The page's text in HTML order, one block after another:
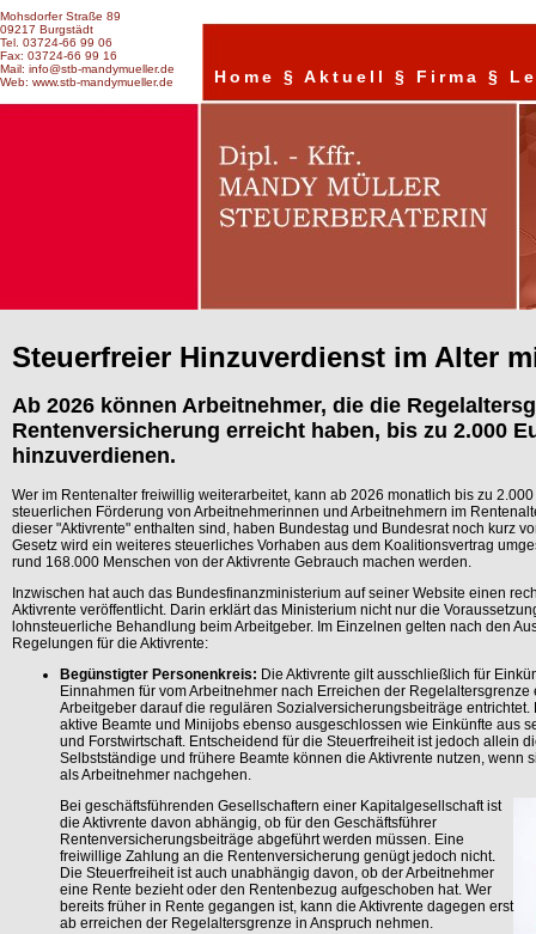
Mohsdorfer Straße 89
09217 Burgstädt
Tel. 03724-66 99 06
Fax: 03724-66 99 16
Mail: info@stb-mandymueller.de
Web: www.stb-mandymueller.de
Home § Aktuell § Firma §
Steuerfreier Hinzuverdienst im Alter
Ab 2026 können Arbeitnehmer, die die
Rentenversicherung erreicht haben, bis zu 2.000
hinzuverdienen.
Wer im Rentenalter freiwillig weiterarbeitet, kann ab 2026 monatlich bis zu
steuerlichen Förderung von Arbeitnehmerinnen und Arbeitnehmern im
dieser "Aktivrente" enthalten sind, haben Bundestag und Bundesrat noch kurz
Gesetz wird ein weiteres steuerliches Vorhaben aus dem Koalitionsvertrag
rund 168.000 Menschen von der Aktivrente Gebrauch machen werden.
Inzwischen hat auch das Bundesfinanzministerium auf seiner Website einen
Aktivrente veröffentlicht. Darin erklärt das Ministerium nicht nur die
lohnsteuerliche Behandlung beim Arbeitgeber. Im Einzelnen gelten nach den
Regelungen für die Aktivrente:
Begünstigter Personenkreis: Die Aktivrente gilt ausschließlich für
Einnahmen für vom Arbeitnehmer nach Erreichen der
Arbeitgeber darauf die regulären Sozialversicherungsbeiträge
aktive Beamte und Minijobs ebenso ausgeschlossen wie Einkünfte aus
und Forstwirtschaft. Entscheidend für die Steuerfreiheit ist jedoch allein
Selbstständige und frühere Beamte können die Aktivrente nutzen, wenn
als Arbeitnehmer nachgehen.
Bei geschäftsführenden Gesellschaftern einer Kapitalgesellschaft ist
die Aktivrente davon abhängig, ob für den Geschäftsführer
Rentenversicherungsbeiträge abgeführt werden müssen. Eine
freiwillige Zahlung an die Rentenversicherung genügt jedoch nicht.
Die Steuerfreiheit ist auch unabhängig davon, ob der Arbeitnehmer
eine Rente bezieht oder den Rentenbezug aufgeschoben hat. Wer
bereits früher in Rente gegangen ist, kann die Aktivrente dagegen erst
ab erreichen der Regelaltersgrenze in Anspruch nehmen.